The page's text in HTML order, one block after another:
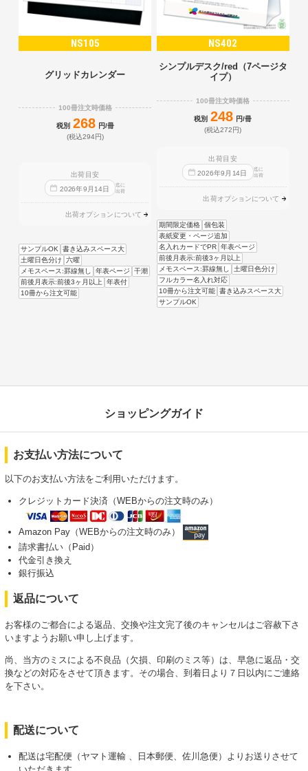
NS105
グリッドカレンダー
100冊注文時価格
税別 268 円/冊
(税込294円)
出荷目安
2026年9 月 14日
迄に
出荷
出荷オプションについて
サンプルOK
書き込みスペース大
土曜日色分け
六曜
メモスペース:罫線無し
年表ページ
干潮
前後月表示:前後3ヶ月以上
年表付
10冊から注文可能
NS402
シンプルデスク/red（7ページタ
イプ）
100冊注文時価格
税別 248 円/冊
(税込272円)
出荷目安
2026年9 月 14日
迄に
出荷
出荷オプションについて
期間限定価格 個包装
表紙変更・ページ追加
名入れカードでPR 年表ページ
前後月表示:前後3ヶ月以上
メモスペース:罫線無し
土曜日色分け
フルカラー名入れ対応
10冊から注文可能 書き込みスペース大
サンプルOK
ショッピングガイド
お支払い方法について
以下のお支払い方法をご利用いただけます。
クレジットカード決済（WEBからの注文時のみ）
Amazon Pay（WEBからの注文時のみ）
請求書払い（Paid）
代金引き換え
銀行振込
返品について
お客様のご都合による返品、交換や注文完了後のキャンセルはご容赦下さ
いますようお願い申し上げます。
尚、当方のミスによる不良品（欠損、印刷のミス等）は、早急に返品・交
換などの対応をさせて頂きます。その場合、到着日より７日以内にご連絡
を下さい。
配送について
配送は宅配便（ヤマト運輸 、日本郵便、佐川急便）よりお送りさせて